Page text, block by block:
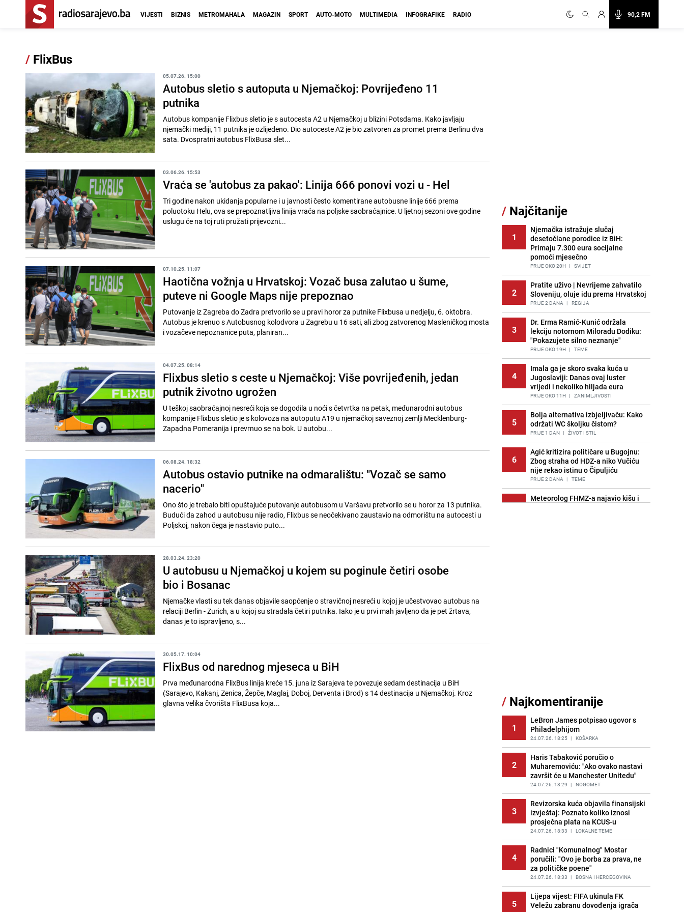
90,2 FM
VIJESTI BIZNIS METROMAHALA MAGAZIN SPORT AUTO-MOTO MULTIMEDIA INFOGRAFIKE RADIO
/ FlixBus
05.07.26. 15:00
Autobus sletio s autoputa u Njemačkoj: Povrijeđeno 11
putnika
Autobus kompanije Flixbus sletio je s autocesta A2 u Njemačkoj u blizini Potsdama. Kako javljaju
njemački mediji, 11 putnika je ozlijeđeno. Dio autoceste A2 je bio zatvoren za promet prema Berlinu dva
sata. Dvospratni autobus FlixBusa slet...
03.06.26. 15:53
Vraća se 'autobus za pakao': Linija 666 ponovi vozi u - Hel
Tri godine nakon ukidanja popularne i u javnosti često komentirane autobusne linije 666 prema
poluotoku Helu, ova se prepoznatljiva linija vraća na poljske saobraćajnice. U ljetnoj sezoni ove godine
uslugu će na toj ruti pružati prijevozni...
07.10.25. 11:07
Haotična vožnja u Hrvatskoj: Vozač busa zalutao u šume,
puteve ni Google Maps nije prepoznao
Putovanje iz Zagreba do Zadra pretvorilo se u pravi horor za putnike Flixbusa u nedjelju, 6. oktobra.
Autobus je krenuo s Autobusnog kolodvora u Zagrebu u 16 sati, ali zbog zatvorenog Masleničkog mosta
i vozačeve nepoznanice puta, planiran...
04.07.25. 08:14
Flixbus sletio s ceste u Njemačkoj: Više povrijeđenih, jedan
putnik životno ugrožen
U teškoj saobraćajnoj nesreći koja se dogodila u noći s četvrtka na petak, međunarodni autobus
kompanije Flixbus sletio je s kolovoza na autoputu A19 u njemačkoj saveznoj zemlji Mecklenburg-
Zapadna Pomeranija i prevrnuo se na bok. U autobu...
06.08.24. 18:32
Autobus ostavio putnike na odmaralištu: "Vozač se samo
nacerio"
Ono što je trebalo biti opuštajuće putovanje autobusom u Varšavu pretvorilo se u horor za 13 putnika.
Budući da zahod u autobusu nije radio, Flixbus se neočekivano zaustavio na odmorištu na autocesti u
Poljskoj, nakon čega je nastavio puto...
28.03.24. 23:20
U autobusu u Njemačkoj u kojem su poginule četiri osobe
bio i Bosanac
Njemačke vlasti su tek danas objavile saopćenje o stravičnoj nesreći u kojoj je učestvovao autobus na
relaciji Berlin - Zurich, a u kojoj su stradala četiri putnika. Iako je u prvi mah javljeno da je pet žrtava,
danas je to ispravljeno, s...
30.05.17. 10:04
FlixBus od narednog mjeseca u BiH
Prva međunarodna FlixBus linija kreće 15. juna iz Sarajeva te povezuje sedam destinacija u BiH
(Sarajevo, Kakanj, Zenica, Žepče, Maglaj, Doboj, Derventa i Brod) s 14 destinacija u Njemačkoj. Kroz
glavna velika čvorišta FlixBusa koja...
/ Najčitanije
1
Njemačka istražuje slučaj
desetočlane porodice iz BiH:
Primaju 7.300 eura socijalne
pomoći mjesečno
PRIJE OKO 20H | SVIJET
2
Pratite uživo | Nevrijeme zahvatilo
Sloveniju, oluje idu prema Hrvatskoj
PRIJE 2 DANA | REGIJA
3
Dr. Erma Ramić-Kunić održala
lekciju notornom Miloradu Dodiku:
"Pokazujete silno neznanje"
PRIJE OKO 19H | TEME
4
Imala ga je skoro svaka kuća u
Jugoslaviji: Danas ovaj luster
vrijedi i nekoliko hiljada eura
PRIJE OKO 11H | ZANIMLJIVOSTI
5
Bolja alternativa izbjeljivaču: Kako
održati WC školjku čistom?
PRIJE 1 DAN | ŽIVOT I STIL
6
Agić kritizira političare u Bugojnu:
Zbog straha od HDZ-a niko Vučiću
nije rekao istinu o Čipuljiću
PRIJE 2 DANA | TEME
7
Meteorolog FHMZ-a najavio kišu i
11
oduzeo zastavu s ljiljanima i
sankcionisao vozača iz Bosanskog
Novog
PRIJE 2 DANA | BOSNA I HERCEGOVINA
12
Kao iz slastičarne: Rolada od
čokolade i kokosa bez pečenja,
jednostavan desert bez imalo muke
PRIJE 2 DANA RECEPTI
13
Tajna savršenog makedonskog
ajvara: Stari recept za kremast i
bogat okus
PRIJE 2 DANA | RECEPTI
14
Tuga potresla grad na Uni:
Preminula Lejla Muhić (39),
sugrađani u nevjerici
PRIJE 2 DANA | BOSNA I HERCEGOVINA
15
Borba trajala satima: Pogledajte
'grdosiju' od skoro tri metra koju su
braća izvukla iz mora
/ Najkomentiranije
1
LeBron James potpisao ugovor s
Philadelphijom
24.07.26. 18:25 | KOŠARKA
2
Haris Tabaković poručio o
Muharemoviću: "Ako ovako nastavi
završit će u Manchester Unitedu"
24.07.26. 18:29 | NOGOMET
3
Revizorska kuća objavila finansijski
izvještaj: Poznato koliko iznosi
prosječna plata na KCUS-u
24.07.26. 18:33 | LOKALNE TEME
4
Radnici "Komunalnog" Mostar
poručili: "Ovo je borba za prava, ne
za političke poene"
24.07.26. 18:33 | BOSNA I HERCEGOVINA
5
Lijepa vijest: FIFA ukinula FK
Veležu zabranu dovođenja igrača